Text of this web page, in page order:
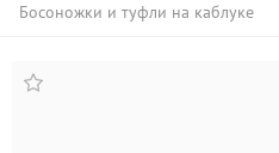
Босоножки и туфли на каблуке